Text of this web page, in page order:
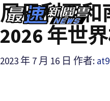
尼日利亞和
2026 年世
2023 年 7 月 16 日 作者: